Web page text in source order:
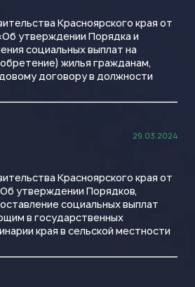
Красноярского края от
утверждении Порядка и
социальных выплат на
жилья гражданам,
договору в должности
29.03.2024
Красноярского края от
утверждении Порядков,
социальных выплат
в государственных
края в сельской местности